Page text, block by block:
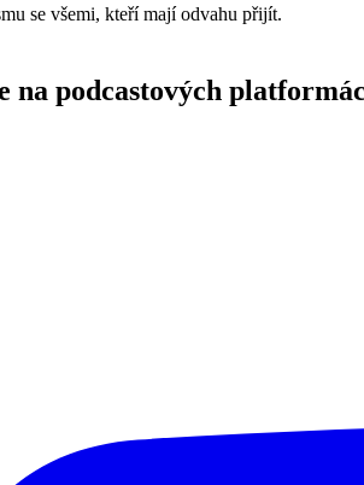
se všemi, kteří mají odvahu přijít.
na podcastových